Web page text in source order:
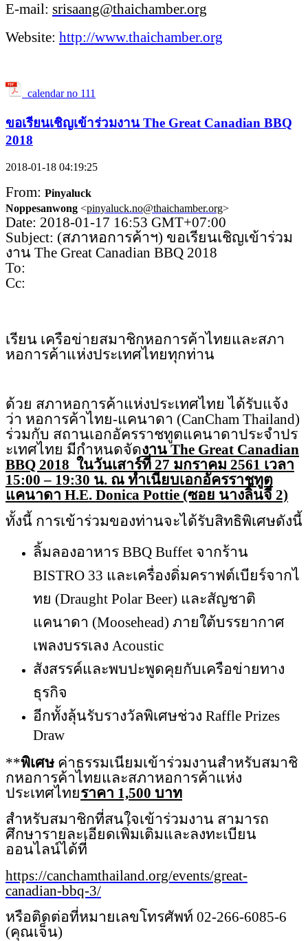
E-mail: srisaang@thaichamber.org
Website: http://www.thaichamber.org
calendar no 111
ขอเรียนเชิญเข้าร่วมงาน The Great Canadian BBQ
2018
2018-01-18 04:19:25
From: Pinyaluck
Noppesanwong <pinyaluck.no@thaichamber.org>
Date: 2018-01-17 16:53 GMT+07:00
Subject: (สภาหอการค้าฯ) ขอเรียนเชิญเข้าร่วม
งาน The Great Canadian BBQ 2018
To:
Cc:
เรียน เครือข่ายสมาชิกหอการค้าไทยและสภา
หอการค้าแห่งประเทศไทยทุกท่าน
ด้วย สภาหอการค้าแห่งประเทศไทย ได้รับแจ้ง
ว่า หอการค้าไทย-แคนาดา (CanCham Thailand)
ร่วมกับ สถานเอกอัครราชทูตแคนาดาประจำปร
ะเทศไทย มีกำหนดจัดงาน The Great Canadian
BBQ 2018 ในวันเสาร์ที่ 27 มกราคม 2561 เวลา
15:00 – 19:30 น. ณ ทำเนียบเอกอัครราชทูต
แคนาดา H.E. Donica Pottie (ซอย นางลิ้นจี่ 2)
ทั้งนี้ การเข้าร่วมของท่านจะได้รับสิทธิพิเศษดังนี้
ลิ้มลองอาหาร BBQ Buffet จากร้าน
BISTRO 33 และเครื่องดิ่มคราฟต์เบียร์จากไ
ทย (Draught Polar Beer) และสัญชาติ
แคนาดา (Moosehead) ภายใต้บรรยากาศ
เพลงบรรเลง Acoustic
สังสรรค์และพบปะพูดคุยกับเครือข่ายทาง
ธุรกิจ
อีกทั้งลุ้นรับรางวัลพิเศษช่วง Raffle Prizes
Draw
**พิเศษ ค่าธรรมเนียมเข้าร่วมงานสำหรับสมาชิ
กหอการค้าไทยและสภาหอการค้าแห่ง
ประเทศไทยราคา 1,500 บาท
สำหรับสมาชิกที่สนใจเข้าร่วมงาน สามารถ
ศึกษารายละเอียดเพิ่มเติมและลงทะเบียน
ออนไลน์ได้ที่
https://canchamthailand.org/events/great-
canadian-bbq-3/
หรือติดต่อที่หมายเลขโทรศัพท์ 02-266-6085-6
(คุณเจ็น)